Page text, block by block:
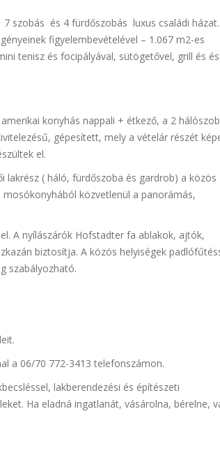
szobás és 4 fürdőszobás luxus családi
figyelembevételével – 1.067 m2-es
tenisz és focipályával, sütögetővel, grill és és
konyhás nappali + étkező, a 2
gépesített, mely a vételár részét
el.
( háló, fürdőszoba és gardrob) a közös
közvetlenül a panorámás,
A nyílászárók Hofstadter fa ablakok, ajtók,
biztosítja. A közös helyiségek
szabályozható.
a 06/70 772-3413 telefonszámon.
lakberendezési és építészeti
Ha eladná ingatlanát, vásárolna, bérelne,